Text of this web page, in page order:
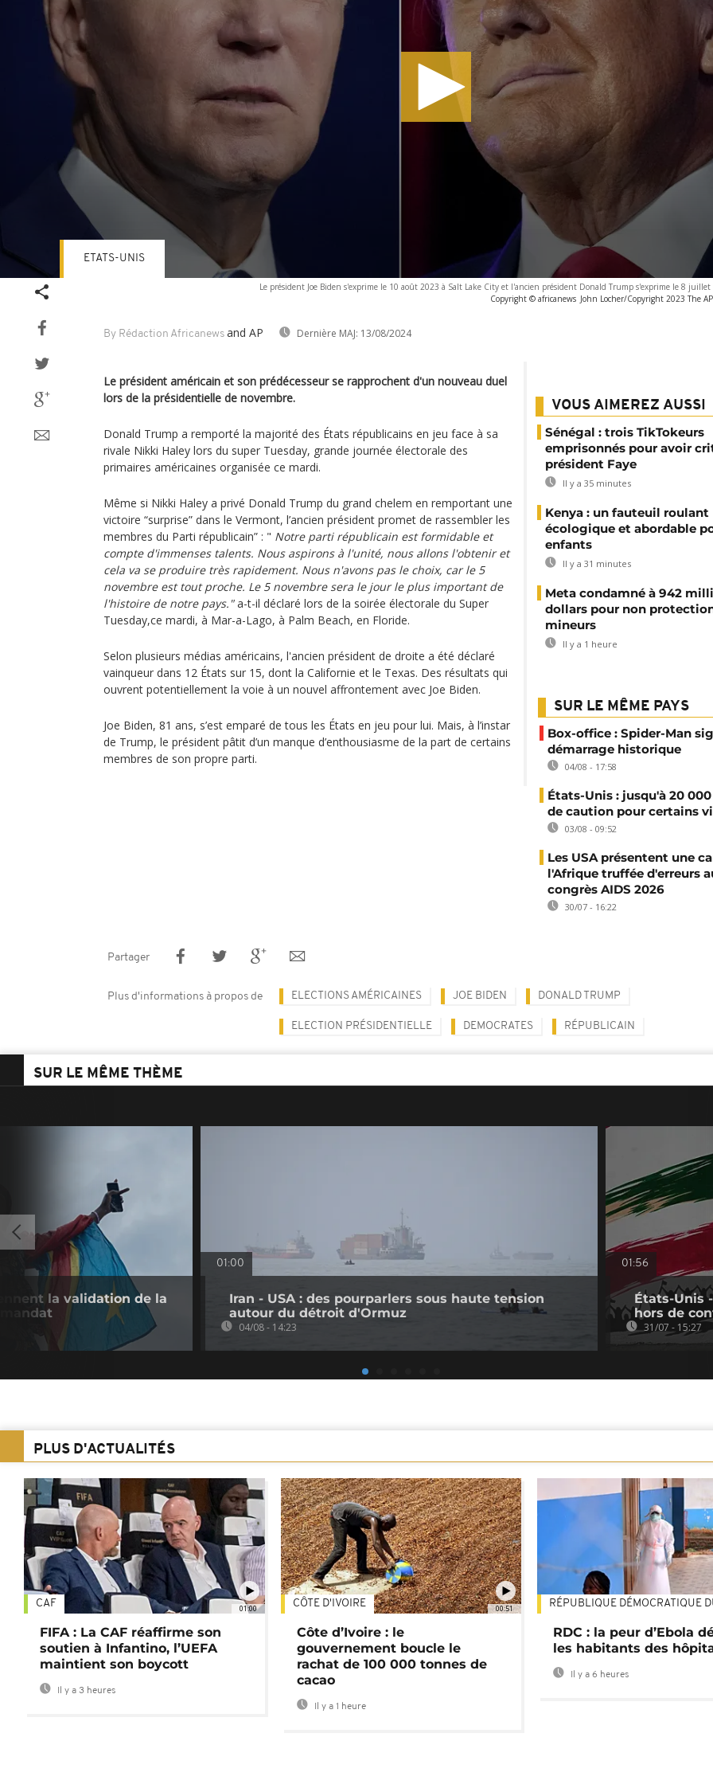
Le président Joe Biden s'exprime le 10 août 2023 à Salt Lake City et l'ancien président Donald Trump s'exprime le 8 juillet
Copyright © africanews John Locher/Copyright 2023 The
By Rédaction Africanews and AP Dernière MAJ: 13/08/2024
ETATS-UNIS
Le président américain et son prédécesseur se rapprochent d'un nouveau duel
lors de la présidentielle de novembre.
Donald Trump a remporté la majorité des États républicains en jeu face à sa
rivale Nikki Haley lors du super Tuesday, grande journée électorale des
primaires américaines organisée ce mardi.
Même si Nikki Haley a privé Donald Trump du grand chelem en remportant une
victoire “surprise” dans le Vermont, l’ancien président promet de rassembler les
membres du Parti républicain” : " Notre parti républicain est formidable et
compte d'immenses talents. Nous aspirons à l'unité, nous allons l'obtenir et
cela va se produire très rapidement. Nous n'avons pas le choix, car le 5
novembre est tout proche. Le 5 novembre sera le jour le plus important de
l'histoire de notre pays."a-t-il déclaré lors de la soirée électorale du Super
Tuesday,ce mardi, à Mar-a-Lago, à Palm Beach, en Floride.
Selon plusieurs médias américains, l'ancien président de droite a été déclaré
vainqueur dans 12 États sur 15, dont la Californie et le Texas. Des résultats qui
ouvrent potentiellement la voie à un nouvel affrontement avec Joe Biden.
Joe Biden, 81 ans, s’est emparé de tous les États en jeu pour lui. Mais, à l’instar
de Trump, le président pâtit d’un manque d’enthousiasme de la part de certains
membres de son propre parti.
VOUS AIMEREZ AUSSI
Sénégal : trois TikTokeurs
emprisonnés pour avoir
président Faye
Il y a 35 minutes
Kenya : un fauteuil roulant
écologique et abordable
enfants
Il y a 31 minutes
Meta condamné à 942
dollars pour non
mineurs
Il y a 1 heure
SUR LE MÊME PAYS
Box-office : Spider-Man
démarrage historique
04/08 - 17:58
États-Unis : jusqu'à 20
de caution pour certains
03/08 - 09:52
Les USA présentent une
l'Afrique truffée d'erreurs
congrès AIDS 2026
30/07 - 16:22
Partager
Plus d'informations à propos de ELECTIONS AMÉRICAINES JOE BIDEN DONALD TRUMP
ELECTION PRÉSIDENTIELLE DEMOCRATES RÉPUBLICAIN
SUR LE MÊME THÈME
la validation de la
01:00
Iran - USA : des pourparlers sous haute tension
autour du détroit d'Ormuz
04/08 - 14:23
01:56
États-Unis
hors de
31/07 - 15:27
PLUS D'ACTUALITÉS
01:00
CAF
FIFA : La CAF réaffirme son
soutien à Infantino, l’UEFA
maintient son boycott
Il y a 3 heures
00:51
CÔTE D'IVOIRE
Côte d’Ivoire : le
gouvernement boucle le
rachat de 100 000 tonnes de
cacao
Il y a 1 heure
RÉPUBLIQUE DÉMOCRATIQUE
RDC : la peur d’Ebola
les habitants des
Il y a 6 heures